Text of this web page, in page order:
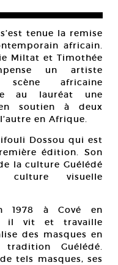
tenue la remise
africain.
Miltat et Timothée
un artiste
africaine
au lauréat une
soutien à deux
en Afrique.
Dossou qui est
édition. Son
la culture Guélédé
visuelle
1978 à Cové en
il vit et travaille
des masques en
Guélédé.
tels masques, ses